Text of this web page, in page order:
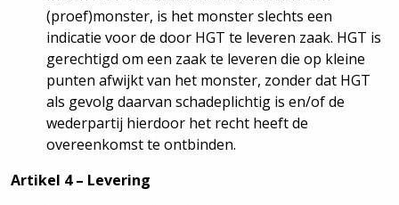
(proef)monster, is het monster slechts een
indicatie voor de door HGT te leveren zaak. HGT is
gerechtigd om een zaak te leveren die op kleine
punten afwijkt van het monster, zonder dat HGT
als gevolg daarvan schadeplichtig is en/of de
wederpartij hierdoor het recht heeft de
overeenkomst te ontbinden.
Artikel 4 – Levering